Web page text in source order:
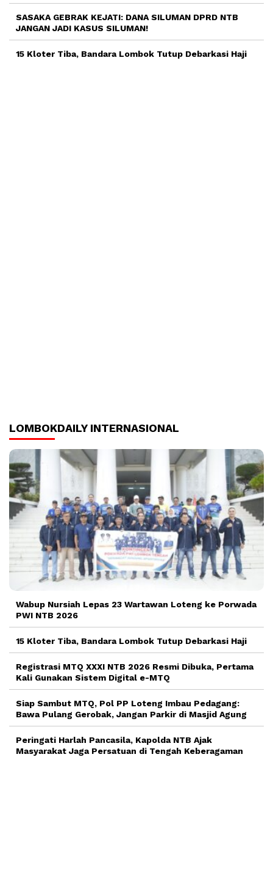
SASAKA GEBRAK KEJATI: DANA SILUMAN DPRD NTB
JANGAN JADI KASUS SILUMAN!
15 Kloter Tiba, Bandara Lombok Tutup Debarkasi Haji
LOMBOKDAILY INTERNASIONAL
Wabup Nursiah Lepas 23 Wartawan Loteng ke Porwada
PWI NTB 2026
15 Kloter Tiba, Bandara Lombok Tutup Debarkasi Haji
Registrasi MTQ XXXI NTB 2026 Resmi Dibuka, Pertama
Kali Gunakan Sistem Digital e-MTQ
Siap Sambut MTQ, Pol PP Loteng Imbau Pedagang:
Bawa Pulang Gerobak, Jangan Parkir di Masjid Agung
Peringati Harlah Pancasila, Kapolda NTB Ajak
Masyarakat Jaga Persatuan di Tengah Keberagaman